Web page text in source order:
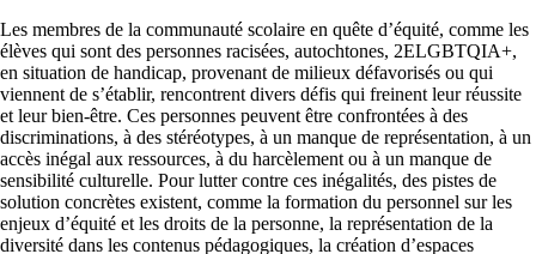
Les membres de la communauté scolaire en quête d’équité, comme les
élèves qui sont des personnes racisées, autochtones, 2ELGBTQIA+,
en situation de handicap, provenant de milieux défavorisés ou qui
viennent de s’établir, rencontrent divers défis qui freinent leur réussite
et leur bien-être. Ces personnes peuvent être confrontées à des
discriminations, à des stéréotypes, à un manque de représentation, à un
accès inégal aux ressources, à du harcèlement ou à un manque de
sensibilité culturelle. Pour lutter contre ces inégalités, des pistes de
solution concrètes existent, comme la formation du personnel sur les
enjeux d’équité et les droits de la personne, la représentation de la
diversité dans les contenus pédagogiques, la création d’espaces